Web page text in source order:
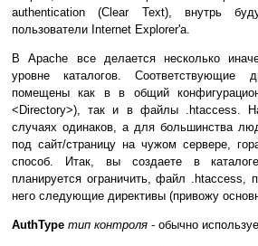
authentication (Clear Text), внутрь
пользователи Internet Explorer'а.
В Apache все делается несколько
уровне каталогов. Соответствующие
помещены как в в общий
<Directory>), так и в файлы .htaccess.
случаях одинаков, а для большинства
под сайт/страницу на чужом сервере,
способ. Итак, вы создаете в
планируется ограничить, файл .htaccess,
него следующие директивы (привожу
AuthType тип контроля - обычно